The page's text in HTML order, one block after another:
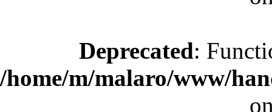
Deprecated:
/home/m/malaro/www/